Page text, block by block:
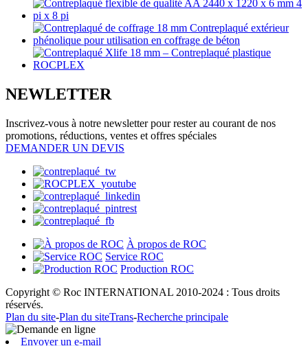
NEWLETTER
Inscrivez-vous à notre newsletter pour rester au courant de nos
promotions, réductions, ventes et offres spéciales
DEMANDER UN DEVIS
À propos de ROC
Service ROC
Production ROC
Copyright © Roc INTERNATIONAL 2010-2024 : Tous droits
réservés.
Plan du site-Plan du siteTrans-Recherche principale
Envoyer un e-mail